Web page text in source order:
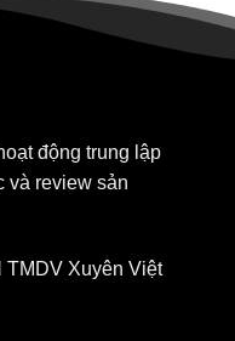
động trung lập
và review sản
Xuyên Việt